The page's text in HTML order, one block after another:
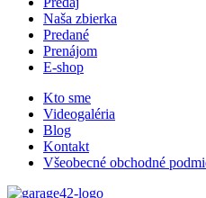
Naša zbierka
Predané
Prenájom
E-shop
Kto sme
Videogaléria
Blog
Kontakt
Všeobecné obchodné